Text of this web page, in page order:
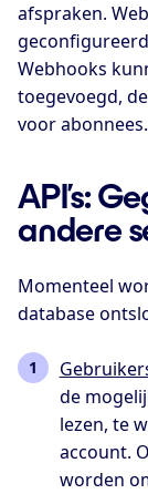
afspraken.
Webhooks
toegevoegd,
voor abonnees.
API’s:
andere
Momenteel
database
de
lezen, te
account.
worden